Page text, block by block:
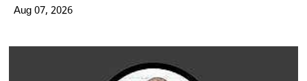
Aug 07, 2026